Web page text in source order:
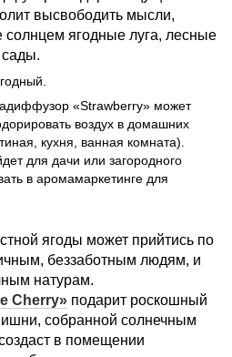
высвободить мысли,
солнцем ягодные луга, лесные
иффузор «Strawberry» может
воздух в домашних
кухня, ванная комната).
для дачи или загородного
в аромамаркетинге для
ягоды может прийтись по
беззаботным людям, и
натурам.
Cherry» подарит роскошный
собранной солнечным
в помещении